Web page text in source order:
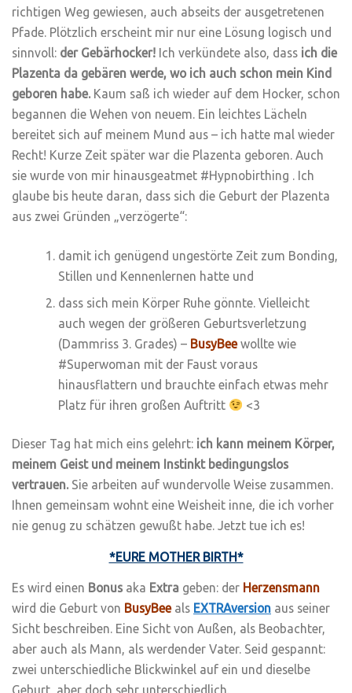
richtigen Weg gewiesen, auch abseits der ausgetretenen
Pfade. Plötzlich erscheint mir nur eine Lösung logisch und
sinnvoll: der Gebärhocker! Ich verkündete also, dass ich die
Plazenta da gebären werde, wo ich auch schon mein Kind
geboren habe. Kaum saß ich wieder auf dem Hocker, schon
begannen die Wehen von neuem. Ein leichtes Lächeln
bereitet sich auf meinem Mund aus – ich hatte mal wieder
Recht! Kurze Zeit später war die Plazenta geboren. Auch
sie wurde von mir hinausgeatmet #Hypnobirthing . Ich
glaube bis heute daran, dass sich die Geburt der Plazenta
aus zwei Gründen „verzögerte“:
damit ich genügend ungestörte Zeit zum Bonding,
Stillen und Kennenlernen hatte und
dass sich mein Körper Ruhe gönnte. Vielleicht
auch wegen der größeren Geburtsverletzung
(Dammriss 3. Grades) – BusyBeewollte wie
#Superwoman mit der Faust voraus
hinausflattern und brauchte einfach etwas mehr
Platz für ihren großen Auftritt
<3
Dieser Tag hat mich eins gelehrt: ich kann meinem Körper,
meinem Geist und meinem Instinkt bedingungslos
vertrauen. Sie arbeiten auf wundervolle Weise zusammen.
Ihnen gemeinsam wohnt eine Weisheit inne, die ich vorher
nie genug zu schätzen gewußt habe. Jetzt tue ich es!
*EURE MOTHER BIRTH*
Es wird einen Bonus aka Extra geben: der Herzensmann
wird die Geburt von BusyBeeals EXTRAversion aus seiner
Sicht beschreiben. Eine Sicht von Außen, als Beobachter,
aber auch als Mann, als werdender Vater. Seid gespannt:
zwei unterschiedliche Blickwinkel auf ein und dieselbe
Geburt, aber doch sehr unterschiedlich.